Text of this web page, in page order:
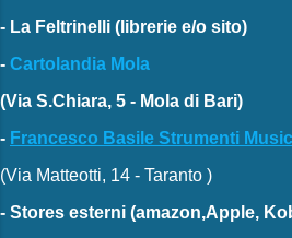
- La Feltrinelli (librerie e/o sito)
- Cartolandia Mola
(Via S.Chiara, 5 - Mola di Bari)
- Francesco Basile Strumenti
(Via Matteotti, 14 - Taranto )
- Stores esterni (amazon,Apple,